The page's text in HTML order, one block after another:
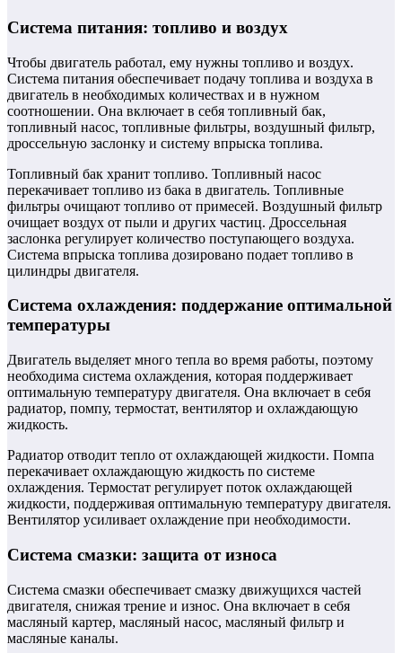
Система питания: топливо и воздух
Чтобы двигатель работал, ему нужны топливо и воздух.
Система питания обеспечивает подачу топлива и воздуха в
двигатель в необходимых количествах и в нужном
соотношении. Она включает в себя топливный бак,
топливный насос, топливные фильтры, воздушный фильтр,
дроссельную заслонку и систему впрыска топлива.
Топливный бак хранит топливо. Топливный насос
перекачивает топливо из бака в двигатель. Топливные
фильтры очищают топливо от примесей. Воздушный фильтр
очищает воздух от пыли и других частиц. Дроссельная
заслонка регулирует количество поступающего воздуха.
Система впрыска топлива дозировано подает топливо в
цилиндры двигателя.
Система охлаждения: поддержание оптимальной
температуры
Двигатель выделяет много тепла во время работы, поэтому
необходима система охлаждения, которая поддерживает
оптимальную температуру двигателя. Она включает в себя
радиатор, помпу, термостат, вентилятор и охлаждающую
жидкость.
Радиатор отводит тепло от охлаждающей жидкости. Помпа
перекачивает охлаждающую жидкость по системе
охлаждения. Термостат регулирует поток охлаждающей
жидкости, поддерживая оптимальную температуру двигателя.
Вентилятор усиливает охлаждение при необходимости.
Система смазки: защита от износа
Система смазки обеспечивает смазку движущихся частей
двигателя, снижая трение и износ. Она включает в себя
масляный картер, масляный насос, масляный фильтр и
масляные каналы.